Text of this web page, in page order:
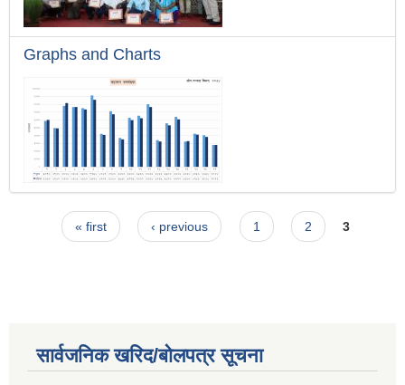
Graphs and Charts
Pages« first ‹ previous 1 2 3
सार्वजनिक खरिद/बोलपत्र सूचना